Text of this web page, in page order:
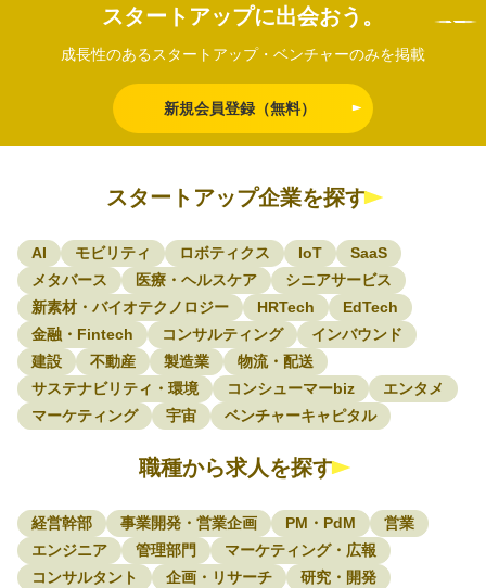
スタートアップに出会おう。
成長性のあるスタートアップ・ベンチャーのみを掲載
新規会員登録（無料）
スタートアップ企業を探す
AI モビリティ ロボティクス IoT
SaaS
メタバース
医療・ヘルスケア
シニアサービス
新素材・バイオテクノロジー
HRTech
EdTech
金融・Fintech
コンサルティング
インバウンド
建設
不動産 製造業
物流・配送
サステナビリティ・環境
コンシューマーbiz
エンタメ
マーケティング
宇宙 ベンチャーキャピタル
職種から求人を探す
経営幹部 事業開発・営業企画 PM・PdM
営業
エンジニア
管理部門
マーケティング・広報
コンサルタント
企画・リサーチ
研究・開発